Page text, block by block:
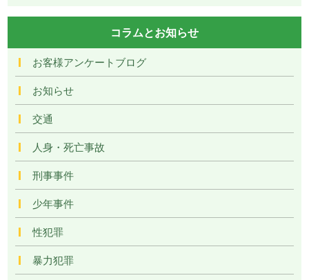
コラムとお知らせ
お客様アンケートブログ
お知らせ
交通
人身・死亡事故
刑事事件
少年事件
性犯罪
暴力犯罪